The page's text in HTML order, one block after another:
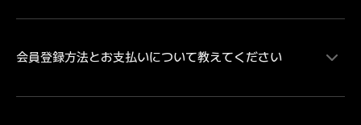
MLB、サウジ・プロフェッショナルリーグの試合をラ
平ら日本を代表するプレイヤーの試合を中心にレギュラ
会員登録方法とお支払いについて教えてください